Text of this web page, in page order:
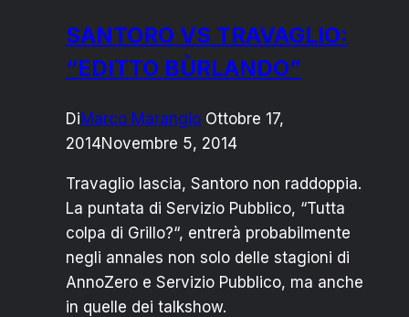
sinistra”
SANTORO VS TRAVAGLIO:
“EDITTO BÙRLANDO”
DiMarco Marangio Ottobre 17,
2014Novembre 5, 2014
Travaglio lascia, Santoro non raddoppia.
La puntata di Servizio Pubblico, “Tutta
colpa di Grillo?“, entrerà probabilmente
negli annales non solo delle stagioni di
AnnoZero e Servizio Pubblico, ma anche
in quelle dei talkshow.